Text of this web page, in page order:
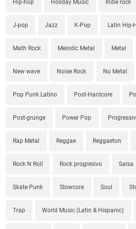
Hip-hop Holiday Music Indie rock
J-pop Jazz K-Pop Latin Hip-
Math Rock Melodic Metal Metal
New wave Noise Rock Nu Metal
Pop Punk Latino Post-Hardcore
Post-grunge Power Pop
Rap Metal Reggae Reggaeton
Rock N Roll Rock progresivo Salsa
Skate Punk Slowcore Soul
Trap World Music (Latin & Hispanic)